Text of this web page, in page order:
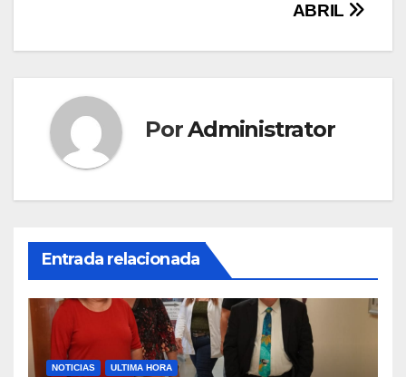
ABRIL
PorAdministrator
Entrada relacionada
NOTICIAS ULTIMA HORA